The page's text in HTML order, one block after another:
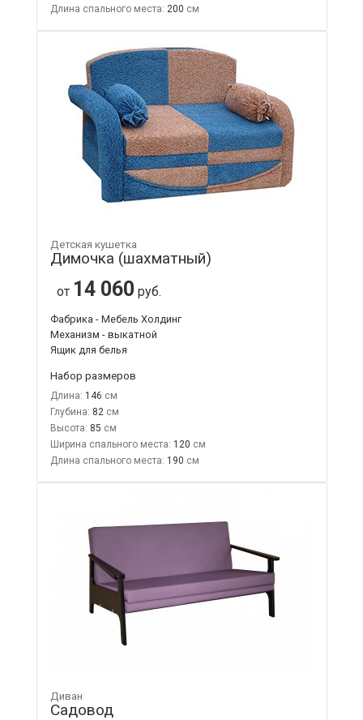
Длина спального места: 200
Детская кушетка
Димочка (шахматный)
от 14 060 руб.
Фабрика - Мебель Холдинг
Механизм - выкатной
Ящик для белья
Набор размеров
Длина: 146
Глубина: 82
Высота: 85
Ширина спального места: 120
Длина спального места: 190
Диван
Садовод